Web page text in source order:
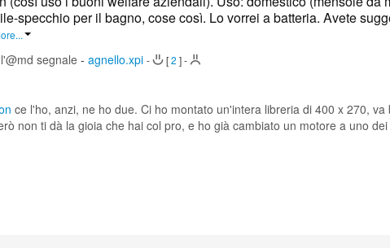
specchio per il bagno, cose così. Lo vorrei a batteria. Avete
segnale - agnello.xpi - [2 ]-
ce l'ho, anzi, ne ho due. Ci ho montato un'intera libreria di 400 x 270, va
non ti dà la gioia che hai col pro, e ho già cambiato un motore a uno